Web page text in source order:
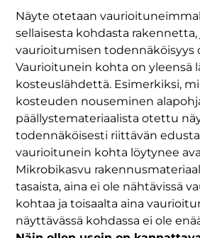
Näyte otetaan
sellaisesta kohdasta rakennetta,
vaurioitumisen todennäköisyys
Vaurioitunein kohta on yleensä
kosteuslähdettä. Esimerkiksi,
kosteuden nouseminen
päällystemateriaalista otettu
todennäköisesti riittävän
vaurioitunein kohta löytynee
Mikrobikasvu
tasaista, aina ei ole nähtävissä
kohtaa ja toisaalta aina
näyttävässä kohdassa ei ole